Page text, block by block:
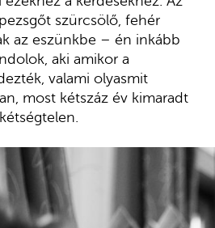
szürcsölő, fehér
az eszünkbe – én inkább
aki amikor a
valami olyasmit
most kétszáz év kimaradt